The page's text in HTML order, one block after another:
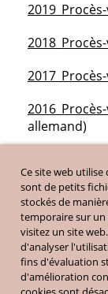
Ce site web utilise
sont de petits
stockés de
temporaire sur
visitez un site
d'analyser
fins d'évaluation
d'amélioration
allemand)
allemand)
allemand)